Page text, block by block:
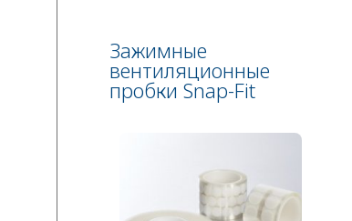
Зажимные
вентиляционные
пробки Snap-Fit